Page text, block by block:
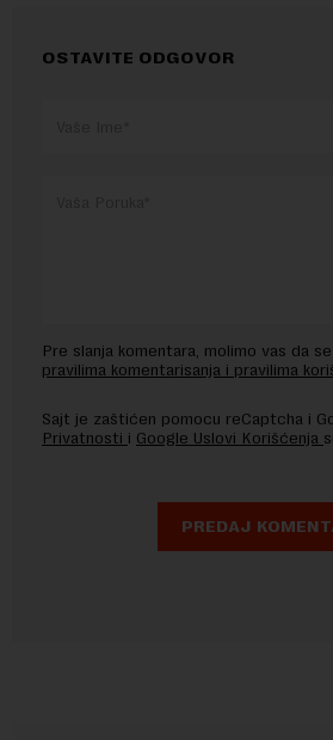
OSTAVITE ODGOVOR
Pre slanja komentara, molimo vas da
pravilima komentarisanja i pravilima
Sajt je zaštićen pomocu reCaptcha i
Privatnosti i Google Uslovi Korišćenja